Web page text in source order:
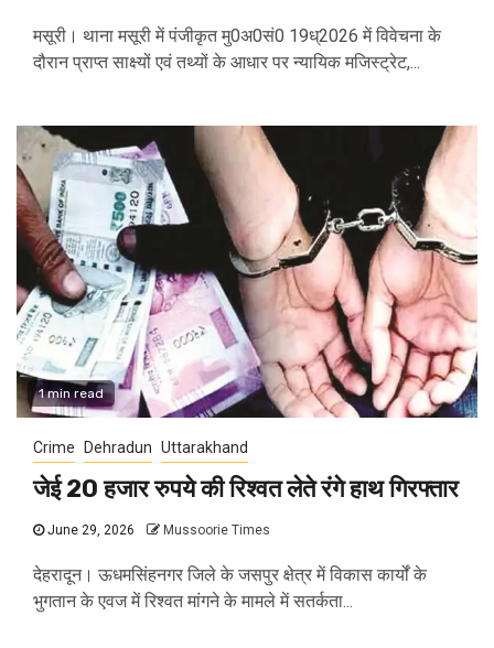
मसूरी। थाना मसूरी में पंजीकृत मु0अ0सं0 19ध्2026 में विवेचना के
दौरान प्राप्त साक्ष्यों एवं तथ्यों के आधार पर न्यायिक मजिस्ट्रेट,...
1 min read
Crime Dehradun Uttarakhand
जेई 20 हजार रुपये की रिश्वत लेते रंगे हाथ गिरफ्तार
June 29, 2026 Mussoorie Times
देहरादून। ऊधमसिंहनगर जिले के जसपुर क्षेत्र में विकास कार्यों के
भुगतान के एवज में रिश्वत मांगने के मामले में सतर्कता...